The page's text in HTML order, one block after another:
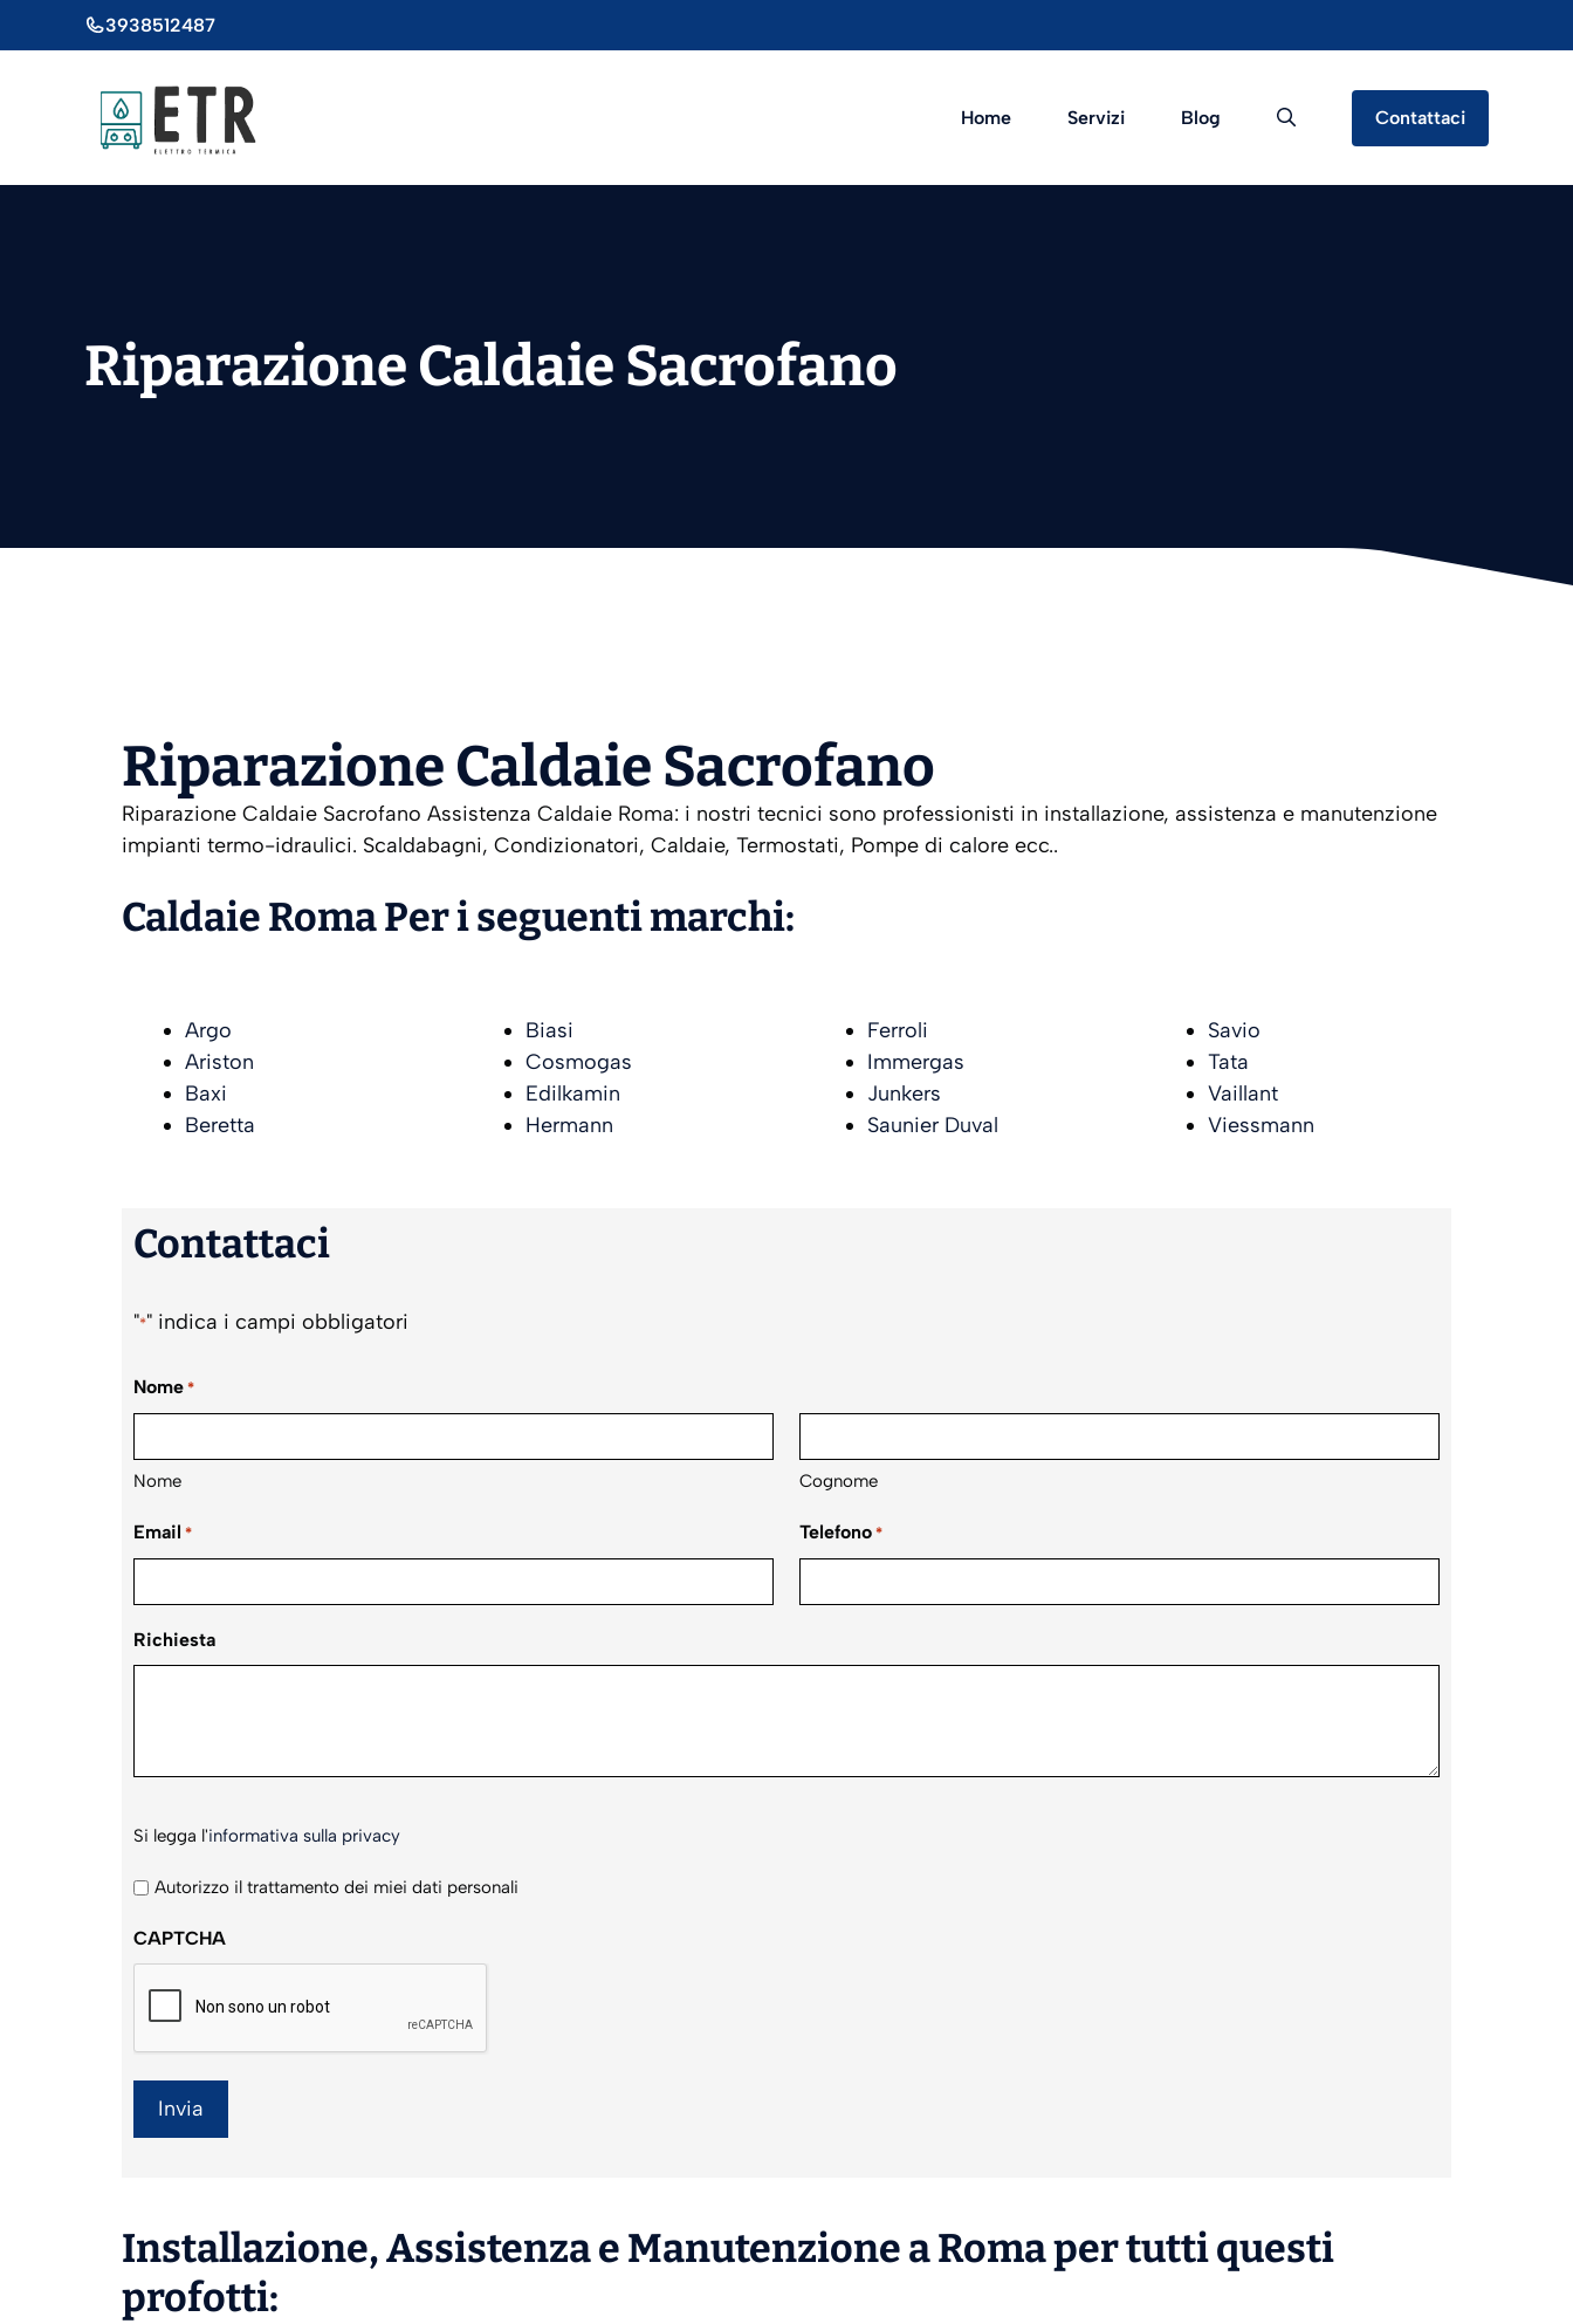
al
3938512487
Home Servizi Blog Contattaci
Riparazione Caldaie Sacrofano
Riparazione Caldaie Sacrofano
Riparazione Caldaie Sacrofano Assistenza Caldaie Roma: i nostri tecnici sono professionisti in installazione, assistenza e manutenzione
impianti termo-idraulici. Scaldabagni, Condizionatori, Caldaie, Termostati, Pompe di calore ecc..
Caldaie Roma Per i seguenti marchi:
Argo
Ariston
Baxi
Beretta
Biasi
Cosmogas
Edilkamin
Hermann
Ferroli
Immergas
Junkers
Saunier Duval
Savio
Tata
Vaillant
Viessmann
Contattaci
"*" indica i campi obbligatori
Nome *
Nome Cognome
Email * Telefono *
Richiesta
legga
l'informativa
privacy
Si legga l'informativa sulla privacy
Autorizzo il trattamento dei miei dati personali
CAPTCHA
Installazione,AssistenzaeManutenzionea Roma per tutti questi
profotti: